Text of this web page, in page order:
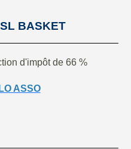
BASKET
d'impôt de 66 %
ASSO